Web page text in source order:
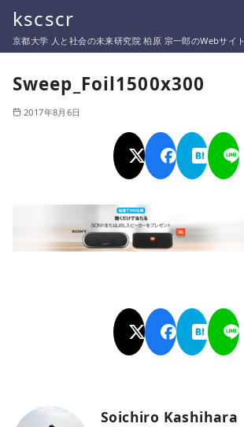
テ
kscscr
京都大学 人と社会の未来研究院 柏原 宗一郎のWebサイト
Sweep_Foil1500x300
2017年8月6日
Soichiro Kashihara